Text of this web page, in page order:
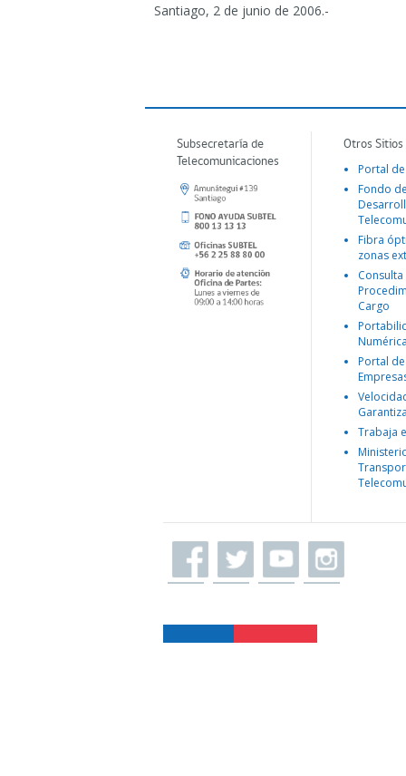
Santiago, 2 de junio de 2006.-
Subsecretaría de
Telecomunicaciones
Otros
Portal
Fondo
Fibra
zonas
Consulta
Cargo
Portal
Trabaja